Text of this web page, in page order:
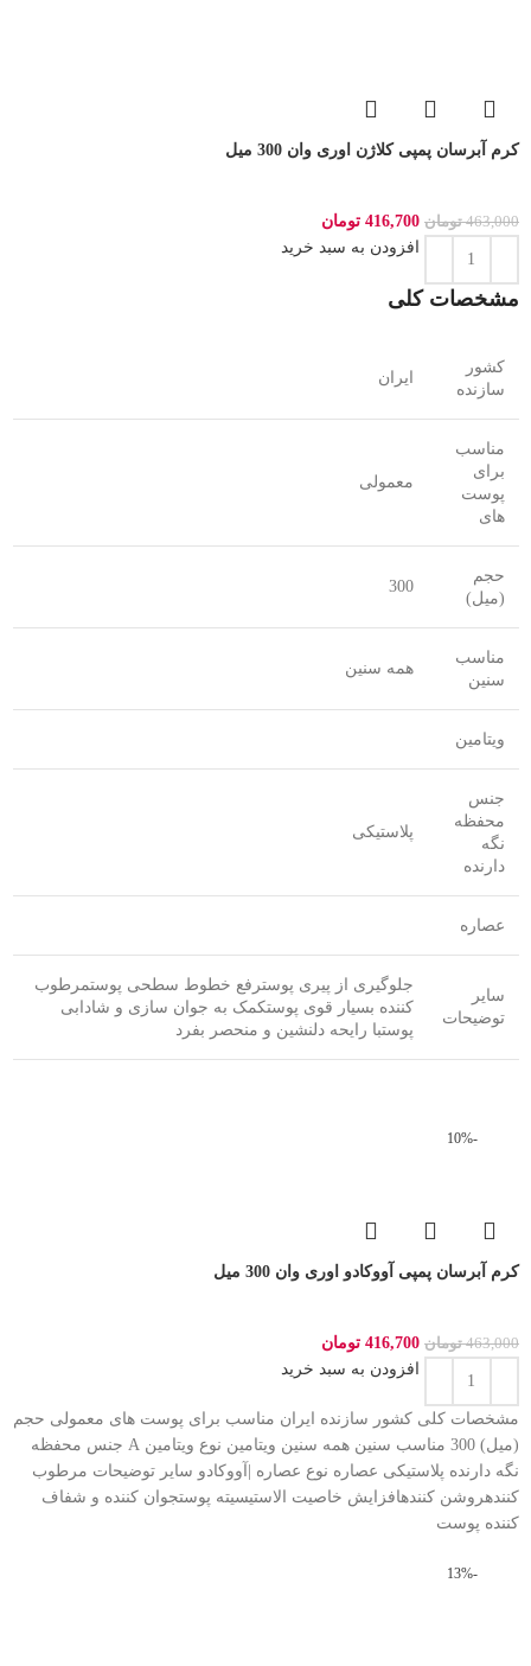
کرم آبرسان پمپی کلاژن اوری وان 300 میل
463,000 تومان 416,700 تومان
افزودن به سبد خرید
مشخصات کلی
کشور
سازنده
ایران
مناسب
برای
پوست
های
معمولی
حجم
(میل)
300
مناسب
سنین
همه سنین
ویتامین
جنس
محفظه
نگه
دارنده
پلاستیکی
عصاره
سایر
توضیحات
جلوگیری از پیری پوسترفع خطوط سطحی پوستمرطوب
کننده بسیار قوی پوستکمک به جوان سازی و شادابی
پوستبا رایحه دلنشین و منحصر بفرد
-10%
کرم آبرسان پمپی آووکادو اوری وان 300 میل
463,000 تومان 416,700 تومان
افزودن به سبد خرید
مشخصات کلی کشور سازنده ایران مناسب برای پوست های معمولی حجم
(میل) 300 مناسب سنین همه سنین ویتامین نوع ویتامین A جنس محفظه
نگه دارنده پلاستیکی عصاره نوع عصاره |آووکادو سایر توضیحات مرطوب
کنندهروشن کنندهافزایش خاصیت الاستیسیته پوستجوان کننده و شفاف
کننده پوست
-13%